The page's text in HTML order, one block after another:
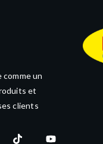
comme un
et
clients